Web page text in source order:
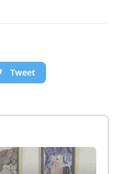
Tweet